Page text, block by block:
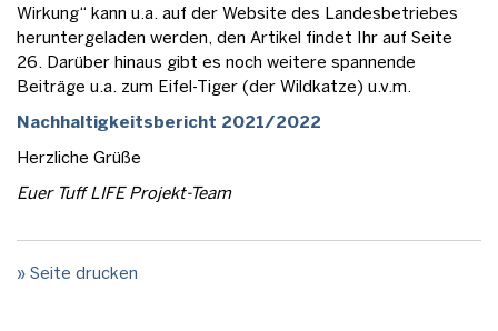
Wirkung“ kann u.a. auf der Website des Landesbetriebes
heruntergeladen werden, den Artikel findet Ihr auf Seite
26. Darüber hinaus gibt es noch weitere spannende
Beiträge u.a. zum Eifel-Tiger (der Wildkatze) u.v.m.
Nachhaltigkeitsbericht 2021/2022
Herzliche Grüße
Euer Tuff LIFE Projekt-Team
» Seite drucken